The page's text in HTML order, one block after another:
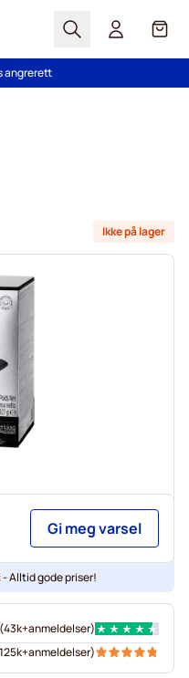
Søk Cart
kr 599
angrerett
Ikke på lager
Gi meg varsel
Alltid gode priser!
(43k+anmeldelser)
125k+anmeldelser)